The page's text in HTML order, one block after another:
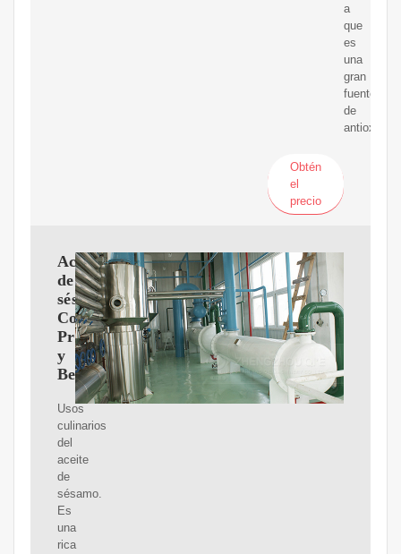
a
que
es
una
gran
fuente
de
Obtén
el
precio
Aceite
de
sésamo:
Contraindicaciones,
Propiedades
y
Beneficios
Usos
culinarios
del
aceite
de
sésamo.
Es
una
rica